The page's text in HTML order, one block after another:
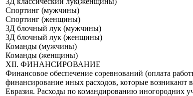
Спортинг (мужчины)
Спортинг (женщины)
3Д блочный лук (мужчины)
3Д блочный лук (женщины)
Команды (мужчины)
Команды (женщины)
XII. ФИНАНСИРОВАНИЕ
Финансовое обеспечение соревнований (оплата
финансирование иных расходов, которые возникают
Евразия. Расходы по командированию иногородних